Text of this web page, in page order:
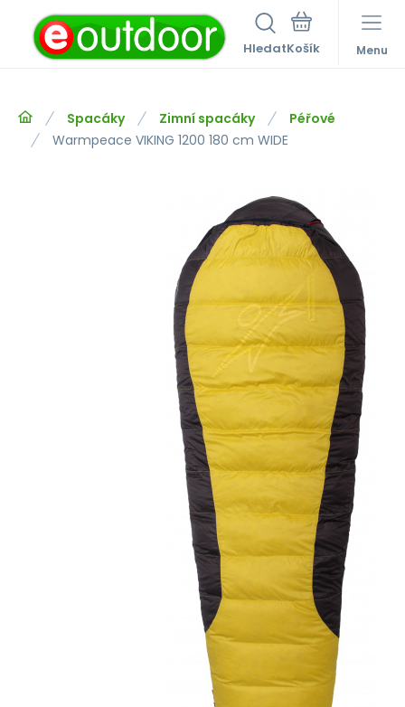
Hledat Menu
Spacáky Zimní spacáky
Péřové
Warmpeace VIKING 1200 180 cm WIDE